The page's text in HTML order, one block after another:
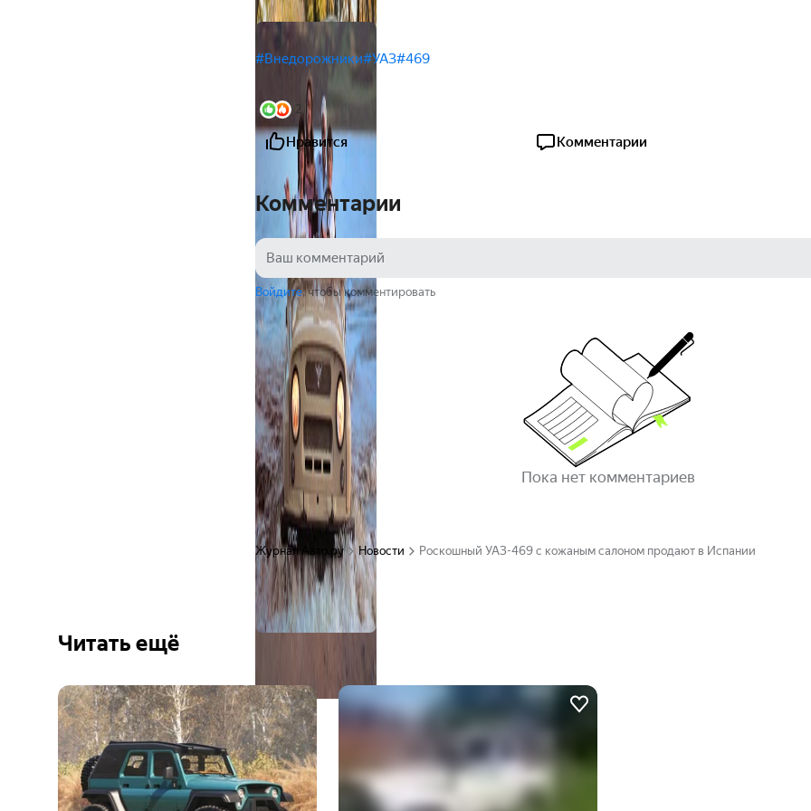
#Внедорожники#УАЗ#469
2
Нравится Комментарии
Комментарии
Войдите, чтобы комментировать
Пока нет комментариев
Журнал Авто.ру Новости Роскошный УАЗ-469 с кожаным салоном продают в Испании
Читать ещё